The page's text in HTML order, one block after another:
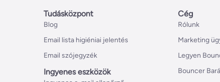
Tudásközpont
Blog
Email lista higiéniai jelentés
Email szójegyzék
Ingyenes eszközök
Cég
Rólunk
Marketing
Legyen
Bouncer